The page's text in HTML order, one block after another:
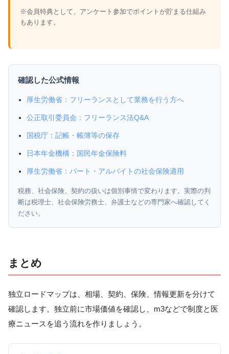
※会員特典として、アンケート参加でポイントが貯まる仕組み
もあります。
確認した公式情報
厚生労働省：フリーランスとして業務を行う方へ
公正取引委員会：フリーランス法Q&A
国税庁：記帳・帳簿等の保存
日本年金機構：国民年金保険料
厚生労働省：パート・アルバイトの社会保険適用
税務、社会保険、契約の扱いは個別事情で変わります。実際の判
断は税理士、社会保険労務士、弁護士などの専門家へ確認してく
ださい。
まとめ
独立ロードマップは、相場、契約、保険、情報更新を分けて
確認します。独立前に市場価値を確認し、m3などで制度と医
療ニュースを追う流れを作りましょう。